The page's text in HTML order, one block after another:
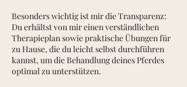
Besonders wichtig ist mir die Transparenz:
Du erhältst von mir einen verständlichen
Therapieplan sowie praktische Übungen für
zu Hause, die du leicht selbst durchführen
kannst, um die Behandlung deines Pferdes
optimal zu unterstützen.